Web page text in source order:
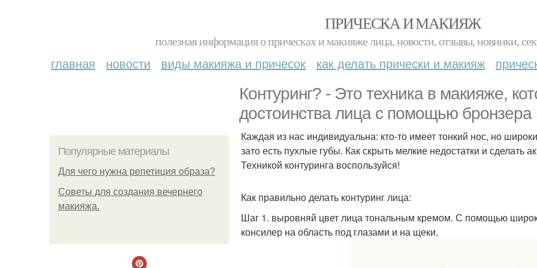
ПРИЧЕСКА И МАКИЯЖ
полезная информация о прическах и макияже лица, новости, отзывы, новинки,
главная новости виды макияжа и причесок как делать прически и макияж
Контуринг? - Это техника в макияже,
достоинства лица с помощью бронзера
Популярные материалы
Для чего нужна репетиция образа?
Советы для создания вечернего
макияжа.
Каждая из нас индивидуальна: кто-то имеет тонкий нос, но
зато есть пухлые губы. Как скрыть мелкие недостатки и
Техникой контуринга воспользуйся!
Как правильно делать контуринг лица:
Шаг 1. выровняй цвет лица тональным кремом. С помощью
консилер на область под глазами и на щеки.